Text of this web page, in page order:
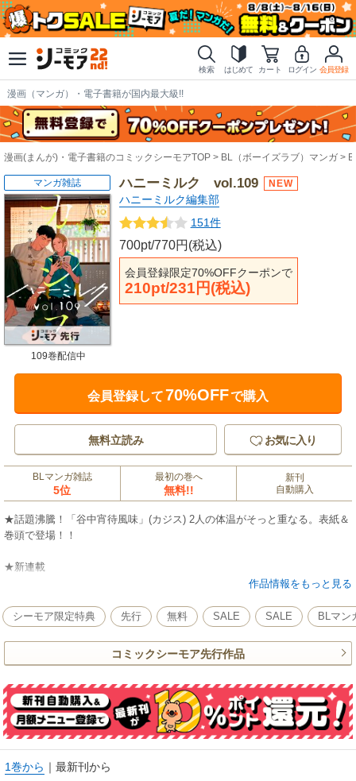
検索 はじめて カート ログイン 会員登録
漫画（マンガ）・電子書籍が国内最大級!!
漫画(まんが)・電子書籍のコミックシーモアTOP BL（ボーイズラブ）マンガ
ハニーミルク vol.109
ハニーミルク編集部
151件
700pt/770円(税込)
会員登録限定70%OFFクーポンで
210pt/231円(税込)
マンガ雑誌
109巻配信中
会員登録して70%OFFで購入
無料立読み お気に入り
BLマンガ雑誌
5位
最初の巻へ
無料!!
新刊
自動購入
★話題沸騰！「谷中宵待風味」(カジス) 2人の体温がそっと重なる。表紙＆
巻頭で登場！！
★新連載
異世界転生BL！ 転生したらクールな公爵が攻めてきて、契約恋人
おはじきたかこ
★超豪華18本！
ついに完結！！「溺愛執着αくん」&「かなめくんは食べられたい」、フレ
＜vol.109 掲載ラインナップ＞
【表紙】「谷中宵待風味」第２話 カジス
三 漫画：おはじきたかこ
作品情報をもっと見る
シーモア限定特典 先行 無料 SALE SALE BLマン
コミックシーモア先行作品
1巻から ｜ 最新刊から